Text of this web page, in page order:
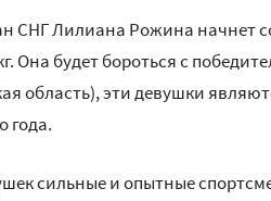
СНГ Лилиана Рожина начнет
Она будет бороться с
область), эти девушки
года.
сильные и опытные